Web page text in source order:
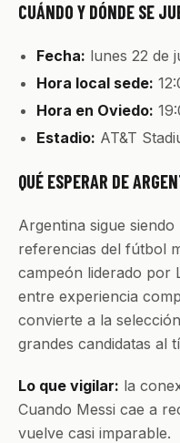
CUÁNDO Y DÓNDE SE
Fecha: lunes 22 de
Hora local sede:
Hora en Oviedo:
Estadio: AT&T
QUÉ ESPERAR DE
Argentina sigue
referencias del fútbol
campeón liderado por
entre experiencia
convierte a la
grandes candidatas al
Lo que vigilar: la
Cuando Messi cae a
vuelve casi imparable.